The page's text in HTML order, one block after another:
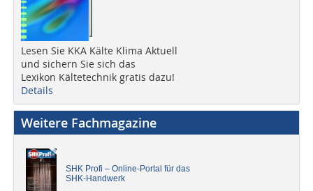
Lesen Sie KKA Kälte Klima Aktuell
und sichern Sie sich das
Lexikon Kältetechnik gratis dazu!
Details
Weitere Fachmagazine
SHK Profi – Online-Portal für das
SHK-Handwerk